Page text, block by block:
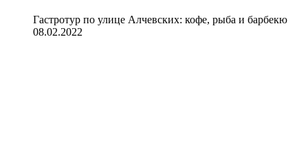
Гастротур по улице Алчевских: кофе, рыба и барбекю
08.02.2022